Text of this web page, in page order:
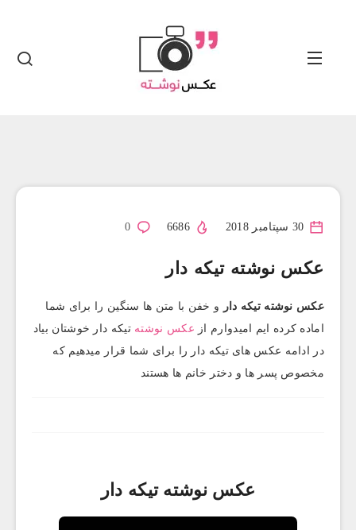
6686
0
عکس نوشته تيکه دار
عکس نوشته تيکه دار
و خفن با متن ها سنگین را برای شما
اماده کرده ایم امیدوارم از عکس نوشته تیکه دار خوشتان بیاد
در ادامه عکس های تیکه دار را برای شما قرار میدهیم که
مخصوص پسر ها و دختر خانم ها هستند
عکس نوشته تيکه دار